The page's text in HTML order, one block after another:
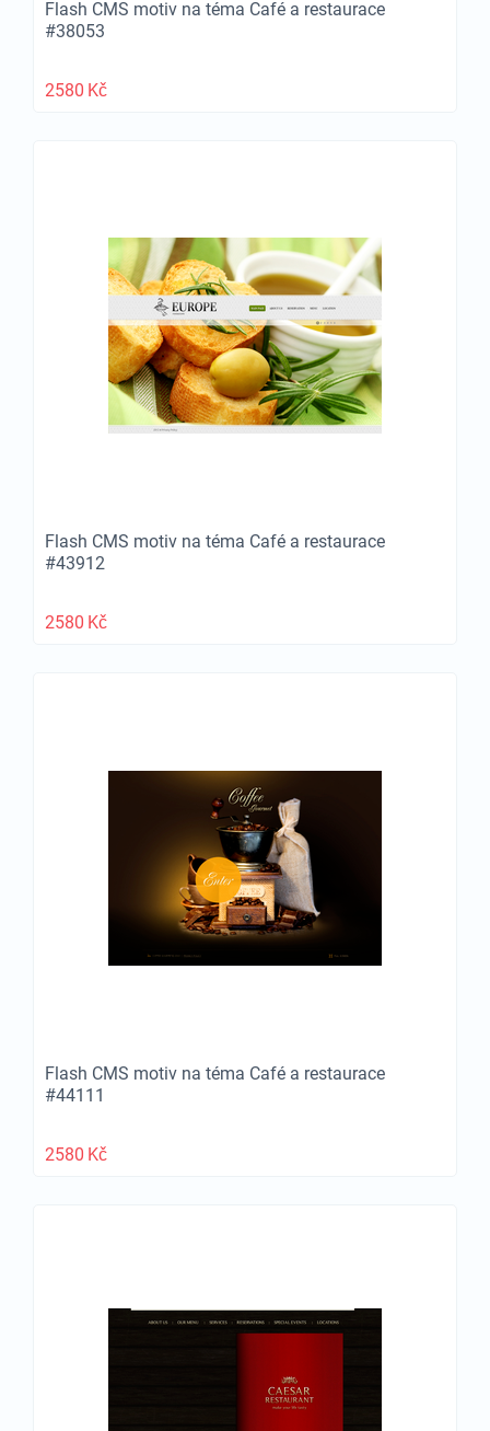
Flash CMS motiv na téma Café a restaurace
#38053
2580 Kč
Flash CMS motiv na téma Café a restaurace
#43912
2580 Kč
Flash CMS motiv na téma Café a restaurace
#44111
2580 Kč